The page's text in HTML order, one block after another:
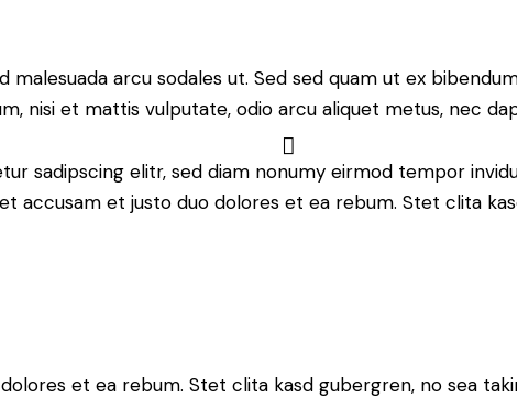
malesuada arcu sodales ut. Sed sed quam ut ex
nisi et mattis vulputate, odio arcu aliquet metus, nec
sadipscing elitr, sed diam nonumy eirmod tempor
accusam et justo duo dolores et ea rebum. Stet clita
et ea rebum. Stet clita kasd gubergren, no sea